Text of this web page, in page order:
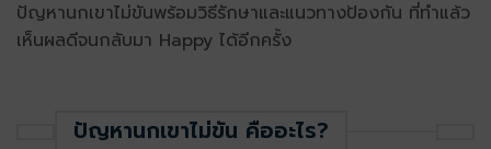
ปัญหานกเขาไม่ขันพร้อมวิธีรักษาและแนวทางป้องกัน ที่ทำแล้ว
เห็นผลดีจนกลับมา Happy ได้อีกครั้ง
ปัญหานกเขาไม่ขัน คืออะไร?